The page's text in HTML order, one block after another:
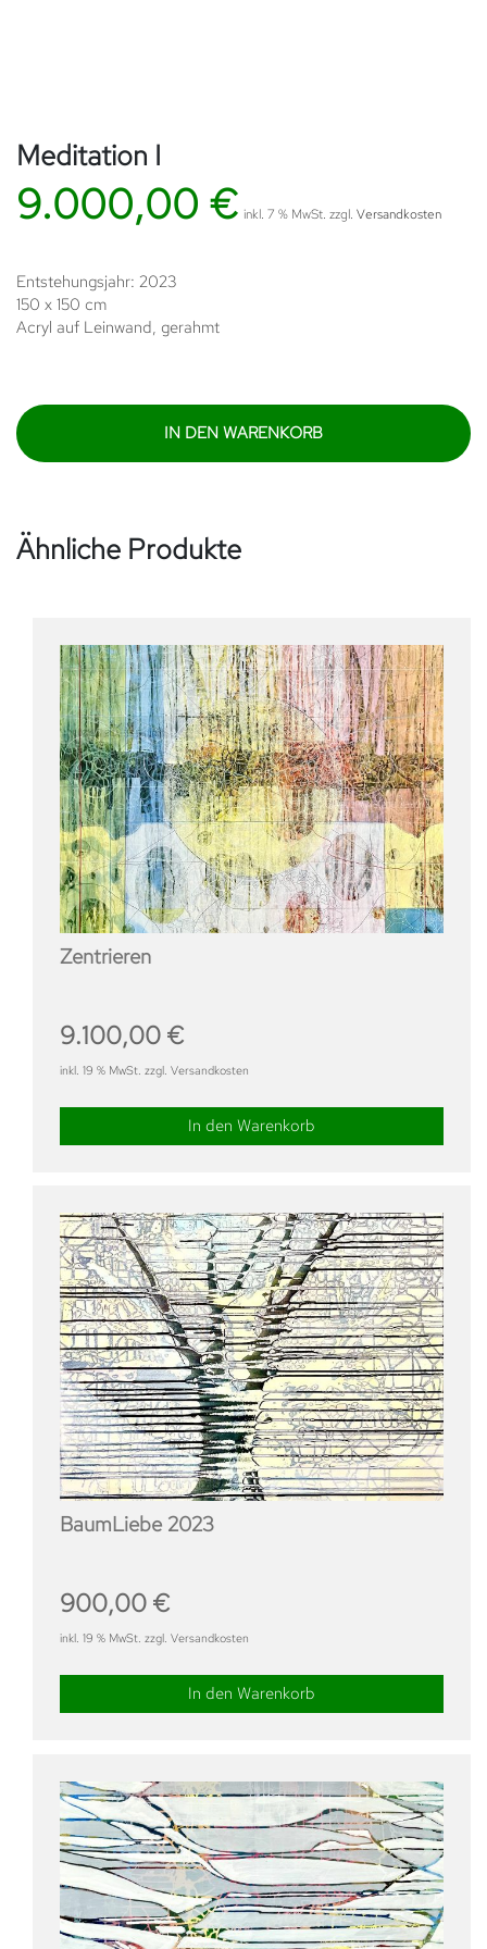
Meditation I
9.000,00 € inkl. 7 % MwSt. zzgl. Versandkosten
Entstehungsjahr: 2023
150 x 150 cm
Acryl auf Leinwand, gerahmt
IN DEN WARENKORB
Ähnliche Produkte
Zentrieren
9.100,00 €
inkl. 19 % MwSt. zzgl. Versandkosten
In den Warenkorb
BaumLiebe 2023
900,00 €
inkl. 19 % MwSt. zzgl. Versandkosten
In den Warenkorb